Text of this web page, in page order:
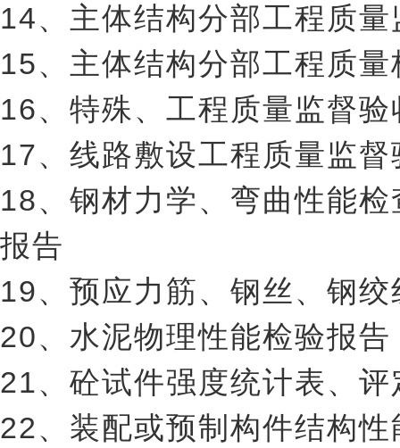
14、主体结构分部工程质
15、主体结构分部工程质
16、特殊、工程质量监督
17、线路敷设工程质量监
18、钢材力学、弯曲性能
报告
19、预应力筋、钢丝、钢
20、水泥物理性能检验报告
21、砼试件强度统计表、
22、装配或预制构件结构